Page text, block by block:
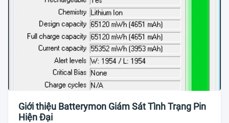
Giới thiệu Batterymon Giám Sát Tình Trạng Pin
Hiện Đại